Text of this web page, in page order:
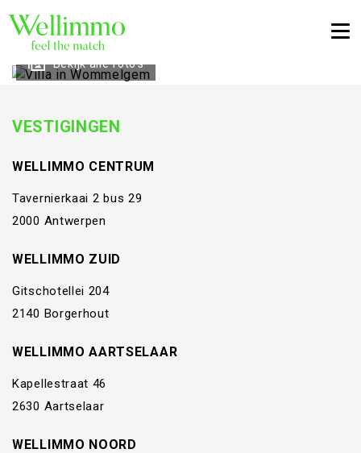
Bekijk alle foto's
VESTIGINGEN
WELLIMMO CENTRUM
Tavernierkaai 2 bus 29
2000 Antwerpen
WELLIMMO ZUID
Gitschotellei 204
2140 Borgerhout
WELLIMMO AARTSELAAR
Kapellestraat 46
2630 Aartselaar
WELLIMMO NOORD